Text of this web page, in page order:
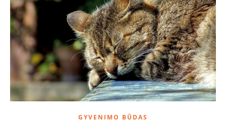
GYVENIMO BŪDAS